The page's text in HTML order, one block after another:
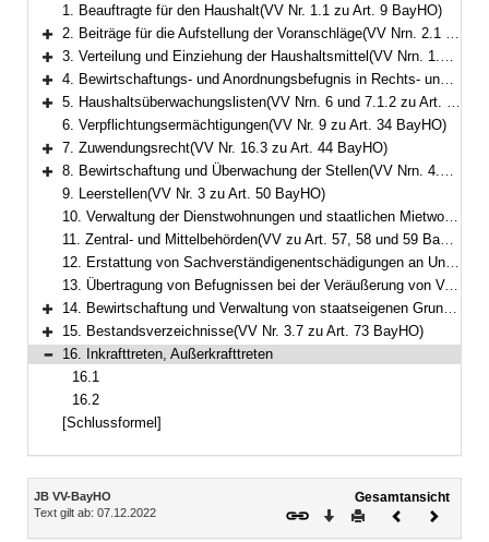
1. Beauftragte für den Haushalt(VV Nr. 1.1 zu Art. 9 BayHO)
Bereich erweitern
2. Beiträge für die Aufstellung der Voranschläge(VV Nrn. 2.1 und 2.2 zu Art. 27 BayHO)
Bereich erweitern
3. Verteilung und Einziehung der Haushaltsmittel(VV Nrn. 1.2 und 1.3 zu Art. 34 BayHO)
Bereich erweitern
4. Bewirtschaftungs- und Anordnungsbefugnis in Rechts- und Hinterlegungssachen(VV Nrn. 2.1 und 2.2 zu Art. 34 BayHO)
Bereich erweitern
5. Haushaltsüberwachungslisten(VV Nrn. 6 und 7.1.2 zu Art. 34 BayHO)
6. Verpflichtungsermächtigungen(VV Nr. 9 zu Art. 34 BayHO)
Bereich erweitern
7. Zuwendungsrecht(VV Nr. 16.3 zu Art. 44 BayHO)
Bereich erweitern
8. Bewirtschaftung und Überwachung der Stellen(VV Nrn. 4.1.4 und 5 zu Art. 49 BayHO)
9. Leerstellen(VV Nr. 3 zu Art. 50 BayHO)
10. Verwaltung der Dienstwohnungen und staatlichen Mietwohnungen
11. Zentral- und Mittelbehörden(VV zu Art. 57, 58 und 59 BayHO)
12. Erstattung von Sachverständigenentschädigungen an Universitäten und Universitätsinstitute(VV Nr. 2.2 zu Art. 61 BayHO)
13. Übertragung von Befugnissen bei der Veräußerung von Vermögensgegenständen(VV Nr. 1.8 zu Art. 63 BayHO)
Bereich erweitern
14. Bewirtschaftung und Verwaltung von staatseigenen Grundstücken(VV Nrn. 3.1, 3.2 ff. zu Art. 64 BayHO)
Bereich erweitern
15. Bestandsverzeichnisse(VV Nr. 3.7 zu Art. 73 BayHO)
Bereich reduzieren
16. Inkrafttreten, Außerkrafttreten
16.1
16.2
[Schlussformel]
Inhalt
JB VV-BayHO
Text gilt ab: 07.12.2022
Gesamtansicht
Download
DruckenVorheriges